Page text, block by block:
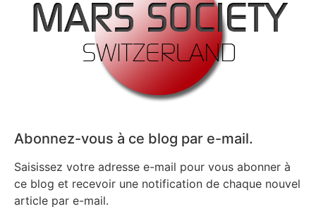
Abonnez-vous à ce blog par e-mail.
Saisissez votre adresse e-mail pour vous abonner à
ce blog et recevoir une notification de chaque nouvel
article par e-mail.